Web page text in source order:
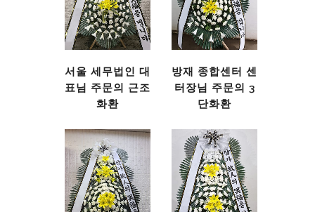
서울 세무법인 대
표님 주문의 근조
화환
방재 종합센터 센
터장님 주문의 3
단화환